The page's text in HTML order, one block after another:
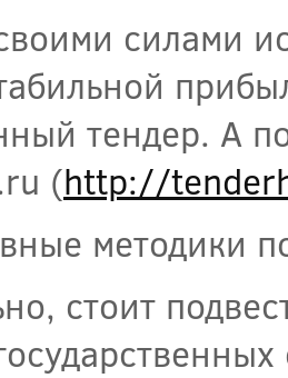
силами
тендер. А
(http://
методики
стоит